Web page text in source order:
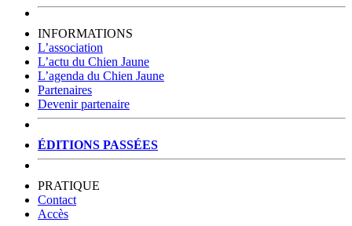
INFORMATIONS
L’association
L’actu du Chien Jaune
L’agenda du Chien Jaune
Partenaires
Devenir partenaire
ÉDITIONS PASSÉES
PRATIQUE
Contact
Accès